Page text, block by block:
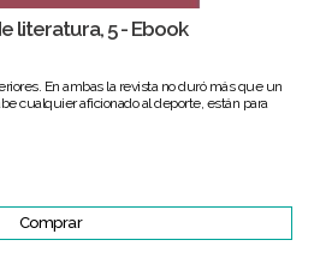
literatura, 5 - Ebook
En ambas la revista no duró más que un
cualquier aficionado al deporte, están para
Comprar